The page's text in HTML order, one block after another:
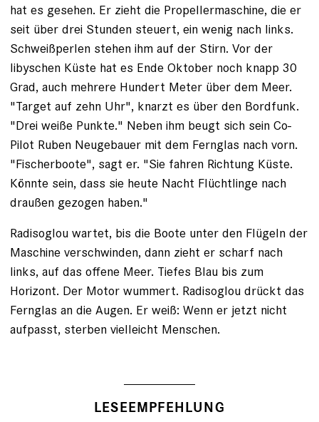
hat es gesehen. Er zieht die Propellermaschine, die er
seit über drei Stunden steuert, ein wenig nach links.
Schweißperlen stehen ihm auf der Stirn. Vor der
libyschen Küste hat es Ende ­Oktober noch knapp 30
Grad, auch mehrere Hundert Meter über dem Meer.
"Target auf zehn Uhr", knarzt es über den Bordfunk.
"Drei weiße Punkte." Neben ihm beugt sich sein Co­-
Pilot ­Ruben ­Neugebauer mit dem Fernglas nach vorn.
"Fischerboote", sagt er. "Sie fahren Richtung Küste.
Könnte sein, dass sie heute Nacht Flüchtlinge nach
draußen gezogen haben."
Radisoglou wartet, bis die Boote unter den Flügeln der
Maschine verschwinden, dann zieht er scharf nach
links, auf das offene Meer. Tiefes Blau bis zum
Horizont. Der Motor wummert. Radisoglou drückt das
Fernglas an die Augen. Er weiß: Wenn er jetzt nicht
aufpasst, sterben vielleicht Menschen.
LESEEMPFEHLUNG